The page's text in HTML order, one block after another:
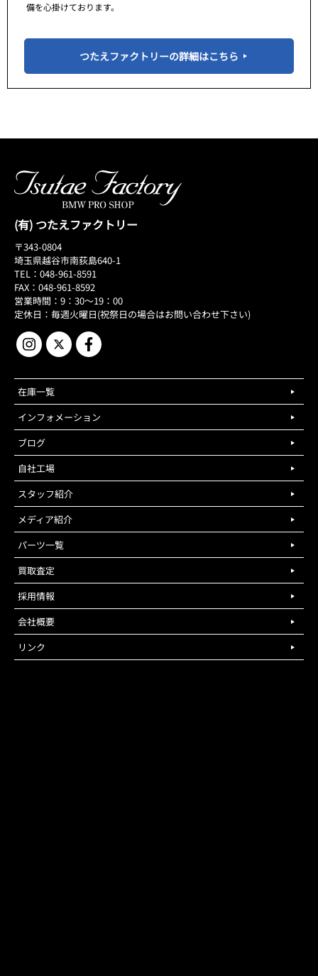
備を心掛けております。
つたえファクトリーの詳細はこちら
(有) つたえファクトリー
〒343-0804
埼玉県越谷市南荻島640-1
TEL：048-961-8591
FAX：048-961-8592
営業時間：9：30～19：00
定休日：毎週火曜日(祝祭日の場合はお問い合わせ下さい)
在庫一覧
インフォメーション
ブログ
自社工場
スタッフ紹介
メディア紹介
パーツ一覧
買取査定
採用情報
会社概要
リンク